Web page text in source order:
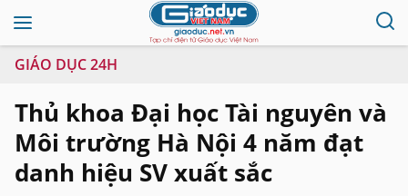
GIÁO DỤC 24H
Thủ khoa Đại học Tài nguyên và
Môi trường Hà Nội 4 năm đạt
danh hiệu SV xuất sắc